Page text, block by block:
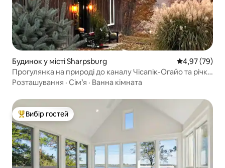
Будинок у місті Sharpsburg Середня
4,97 (79)
Прогулянка на природі до каналу Чісапік-Огайо та річки
Потомак
Розташування · Сім’я · Ванна кімната
Топ вибір гостей
Вибір гостей